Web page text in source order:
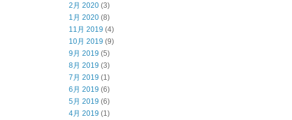
2月 2020 (3)
1月 2020 (8)
11月 2019 (4)
10月 2019 (9)
9月 2019 (5)
8月 2019 (3)
7月 2019 (1)
6月 2019 (6)
5月 2019 (6)
4月 2019 (1)